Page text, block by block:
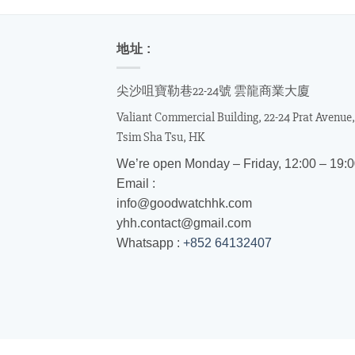
地址 :
尖沙咀寶勒巷22-24號 雲龍商業大廈
Valiant Commercial Building, 22-24 Prat Avenue,
Tsim Sha Tsu, HK
We’re open Monday – Friday, 12:00 –
Email :
info@goodwatchhk.com
yhh.contact@gmail.com
Whatsapp : +852 64132407